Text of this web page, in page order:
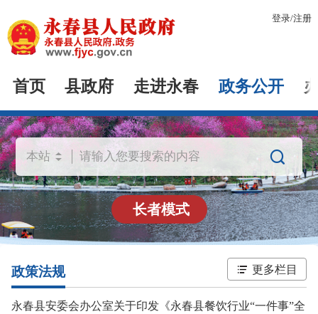
登录/注册
首页 县政府 走进永春 政务公开

长者模式
政策法规 更多栏目
永春县安委会办公室关于印发《永春县餐饮行业“一件事”全